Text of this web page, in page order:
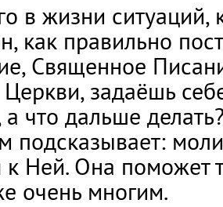
в жизни ситуаций,
как правильно
Священное
Церкви, задаёшь
что дальше
подсказывает:
Ней. Она поможет
очень многим.